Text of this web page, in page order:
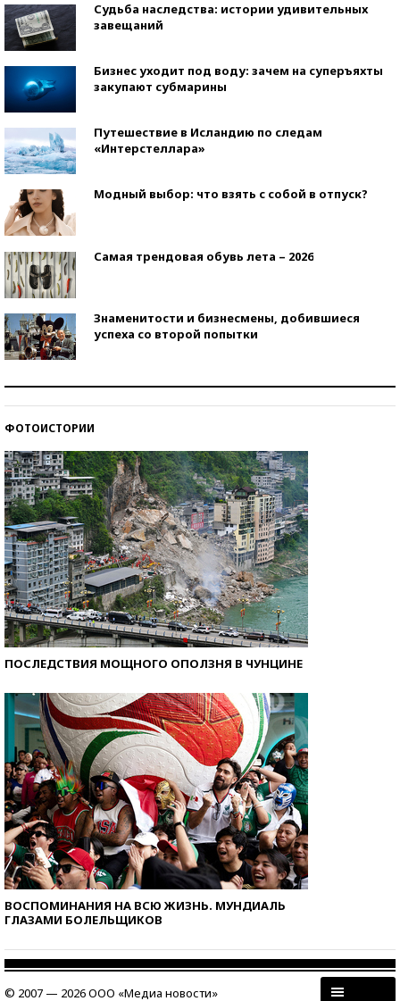
Судьба наследства: истории удивительных
завещаний
Бизнес уходит под воду: зачем на суперъяхты
закупают субмарины
Путешествие в Исландию по следам
«Интерстеллара»
Модный выбор: что взять с собой в отпуск?
Самая трендовая обувь лета – 2026
Знаменитости и бизнесмены, добившиеся
успеха со второй попытки
ФОТОИСТОРИИ
ПОСЛЕДСТВИЯ МОЩНОГО ОПОЛЗНЯ В ЧУНЦИНЕ
ВОСПОМИНАНИЯ НА ВСЮ ЖИЗНЬ. МУНДИАЛЬ
ГЛАЗАМИ БОЛЕЛЬЩИКОВ
© 2007 — 2026 ООО «Медиа новости»